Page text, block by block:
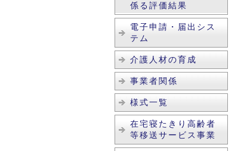
係る評価結果
電子申請・届出シス
テム
介護人材の育成
事業者関係
様式一覧
在宅寝たきり高齢者
等移送サービス事業